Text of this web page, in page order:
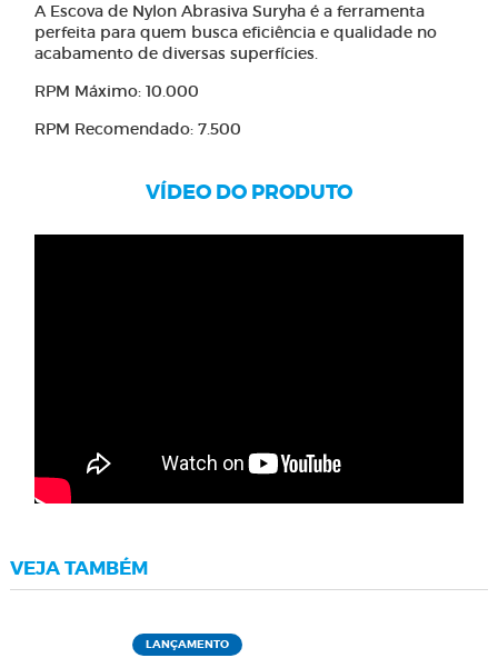
A Escova de Nylon Abrasiva Suryha é a ferramenta
perfeita para quem busca eficiência e qualidade no
acabamento de diversas superfícies.
RPM Máximo: 10.000
RPM Recomendado: 7.500
VÍDEO DO PRODUTO
VEJA TAMBÉM
LANÇAMENTO